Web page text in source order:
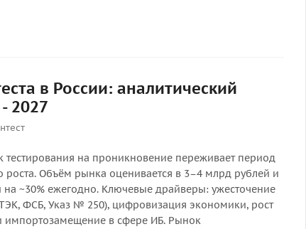
в России: аналитический
2027
тестирования на проникновение переживает период
роста. Объём рынка оценивается в 3–4 млрд рублей и
на ~30% ежегодно. Ключевые драйверы: ужесточение
ФСБ, Указ № 250), цифровизация экономики, рост
импортозамещение в сфере ИБ. Рынок